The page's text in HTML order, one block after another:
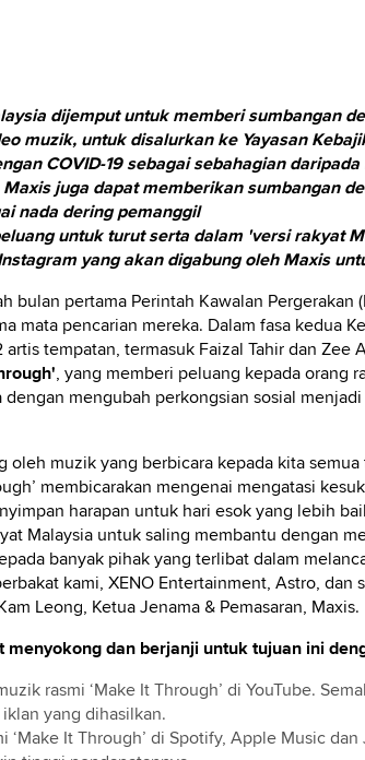
dijemput untuk memberi sumbangan
muzik, untuk disalurkan ke Yayasan
COVID-19 sebagai sebahagian
juga dapat memberikan sumbangan
nada dering pemanggil
untuk turut serta dalam 'versi rakyat
yang akan digabung oleh Maxis
bulan pertama Perintah Kawalan Pergerakan
mata pencarian mereka. Dalam fasa kedua
artis tempatan, termasuk Faizal Tahir dan
, yang memberi peluang kepada orang
dengan mengubah perkongsian sosial
oleh muzik yang berbicara kepada kita
membicarakan mengenai mengatasi
harapan untuk hari esok yang lebih
Malaysia untuk saling membantu dengan
banyak pihak yang terlibat dalam
kami, XENO Entertainment, Astro, dan
Leong, Ketua Jenama & Pemasaran, Maxis.
menyokong dan berjanji untuk tujuan ini
rasmi ‘Make It Through’ di YouTube.
yang dihasilkan.
‘Make It Through’ di Spotify, Apple Music